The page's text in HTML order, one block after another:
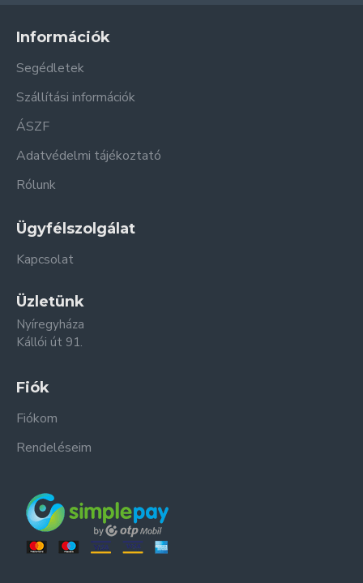
Információk
Segédletek
Szállítási információk
ÁSZF
Adatvédelmi tájékoztató
Rólunk
Ügyfélszolgálat
Kapcsolat
Üzletünk
Nyíregyháza
Kállói út 91.
Fiók
Fiókom
Rendeléseim